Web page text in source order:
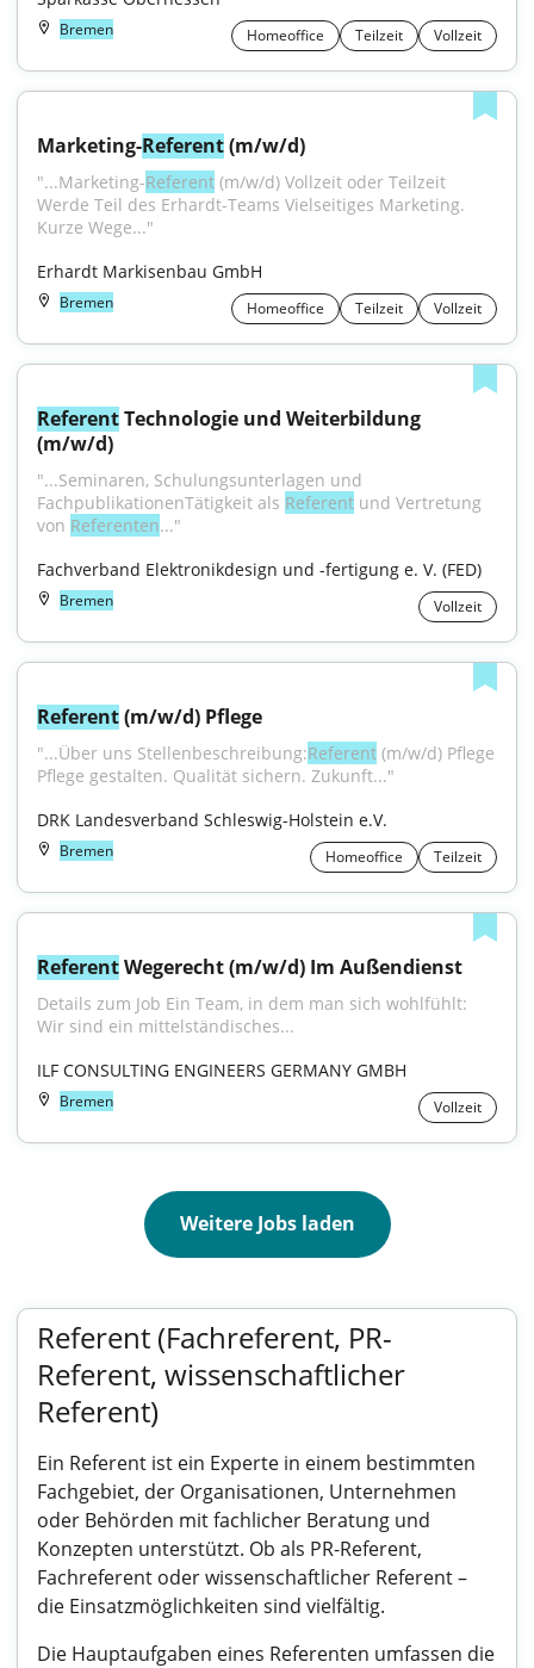
Bremen Homeoffice Teilzeit Vollzeit
Marketing-Referent (m/w/d)
"...Marketing-Referent (m/w/d) Vollzeit oder Teilzeit
Werde Teil des Erhardt-Teams Vielseitiges Marketing.
Kurze Wege..."
Erhardt Markisenbau GmbH
Bremen Homeoffice Teilzeit Vollzeit
Referent Technologie und Weiterbildung
(m/w/d)
"...Seminaren, Schulungsunterlagen und
FachpublikationenTätigkeit als Referent und Vertretung
von Referenten..."
Fachverband Elektronikdesign und -fertigung e. V. (FED)
Bremen Vollzeit
Referent (m/w/d) Pflege
"...Über uns Stellenbeschreibung:Referent (m/w/d) Pflege
Pflege gestalten. Qualität sichern. Zukunft..."
DRK Landesverband Schleswig-Holstein e.V.
Bremen Homeoffice Teilzeit
Referent Wegerecht (m/w/d) Im Außendienst
Details zum Job Ein Team, in dem man sich wohlfühlt:
Wir sind ein mittelständisches...
ILF CONSULTING ENGINEERS GERMANY GMBH
Bremen Vollzeit
Weitere Jobs laden
Referent (Fachreferent, PR-
Referent, wissenschaftlicher
Referent)
Ein Referent ist ein Experte in einem bestimmten
Fachgebiet, der Organisationen, Unternehmen
oder Behörden mit fachlicher Beratung und
Konzepten unterstützt. Ob als PR-Referent,
Fachreferent oder wissenschaftlicher Referent –
die Einsatzmöglichkeiten sind vielfältig.
Die Hauptaufgaben eines Referenten umfassen die